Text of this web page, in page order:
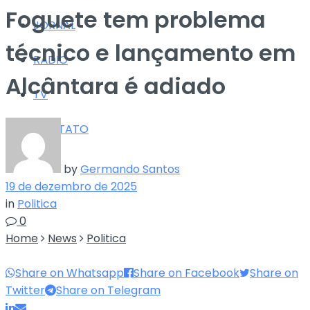
JORNAL
RÁDIO
TV
CONTATO
Foguete tem problema
técnico e lançamento em
Alcântara é adiado
byGermando Santos
19 de dezembro de 2025
in Politica
0
Home
News Politica
Share on Whatsapp Share on Facebook
Share on
Twitter
Share on Telegram